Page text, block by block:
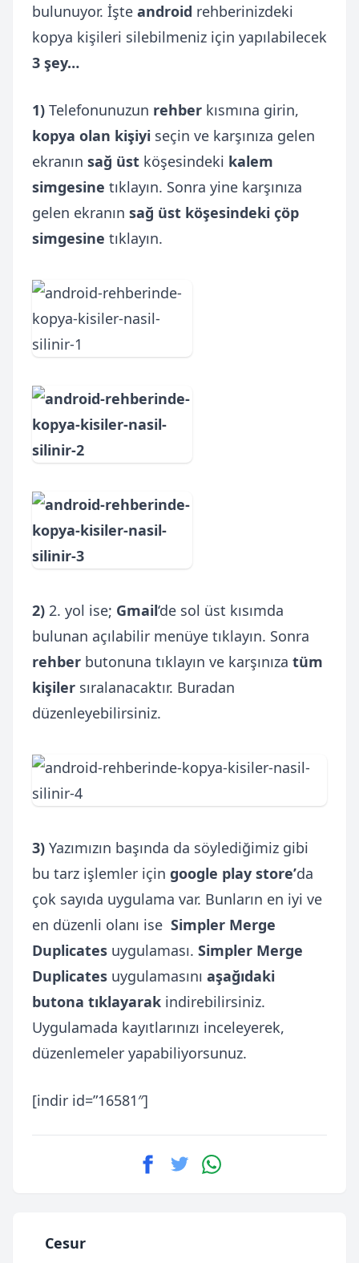
bulunuyor. İşte android rehberinizdeki
kopya kişileri silebilmeniz için yapılabilecek
3 şey…
1) Telefonunuzun rehber kısmına girin,
kopya olan kişiyi seçin ve karşınıza gelen
ekranın sağ üst köşesindeki kalem
simgesine tıklayın. Sonra yine karşınıza
gelen ekranın sağ üst köşesindeki çöp
simgesine tıklayın.
2) 2. yol ise; Gmail‘de sol üst kısımda
bulunan açılabilir menüye tıklayın. Sonra
rehber butonuna tıklayın ve karşınıza tüm
kişiler sıralanacaktır. Buradan
düzenleyebilirsiniz.
3) Yazımızın başında da söylediğimiz gibi
bu tarz işlemler için google play store’da
çok sayıda uygulama var. Bunların en iyi ve
en düzenli olanı ise Simpler Merge
Duplicates uygulaması. Simpler Merge
Duplicates uygulamasını aşağıdaki
butona tıklayarak indirebilirsiniz.
Uygulamada kayıtlarınızı inceleyerek,
düzenlemeler yapabiliyorsunuz.
[indir id=”16581″]
Cesur